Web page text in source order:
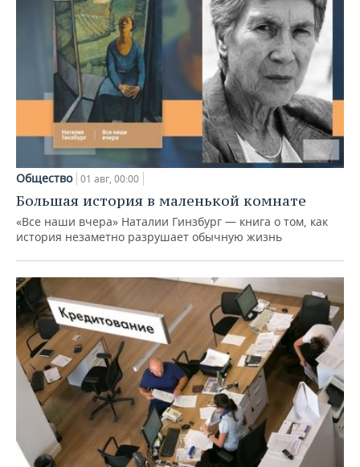
Общество 01 авг, 00:00
Большая история в маленькой комнате
«Все наши вчера» Наталии Гинзбург — книга о том, как
история незаметно разрушает обычную жизнь